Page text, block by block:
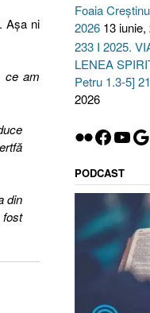
Aşa ni
ce am
din
Foaia
2026 13 iunie,
233 I 2025.
LENEA
Petru 1.3-5]
2026
Flickr
PODCAST